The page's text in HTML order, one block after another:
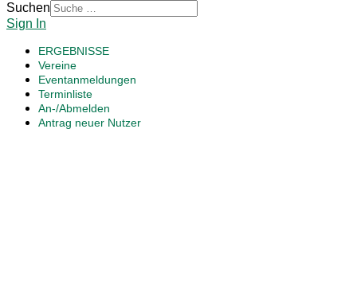
Suchen
Sign In
ERGEBNISSE
Vereine
Eventanmeldungen
Terminliste
An-/Abmelden
Antrag neuer Nutzer